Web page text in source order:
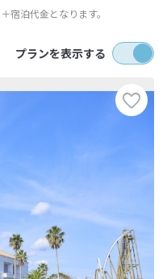
宿泊代金となります。
プランを表示する